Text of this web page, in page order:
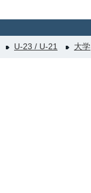
U-23 / U-21 大学